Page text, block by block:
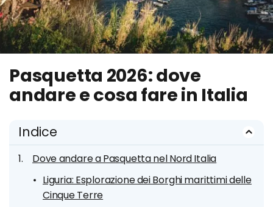
Pasquetta 2026: dove
andare e cosa fare in Italia
Indice
Dove andare a Pasquetta nel Nord Italia
Liguria: Esplorazione dei Borghi marittimi delle
Cinque Terre